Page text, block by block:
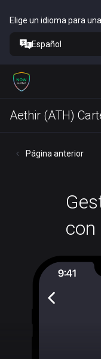
Elige un idioma para
Español
Aethir (ATH)
Página anterior
con